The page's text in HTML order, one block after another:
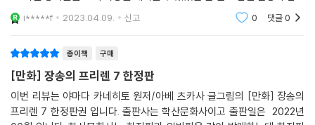
은 아니라는 걸 알 수 있습니다. 힘멜과의 짧은 일화를 볼수록 힘멜의 선함
과 프리렌이
i*****f 2023.04.09. 신고 0 댓글0
종이책 구매
[만화] 장송의 프리렌 7 한정판
이번 리뷰는 야마다 카네히토 원저/아베 츠카사 글그림의 [만화] 장송의
프리렌 7 한정판권 입니다. 출판사는 학산문화사이고 출판일은 2022년